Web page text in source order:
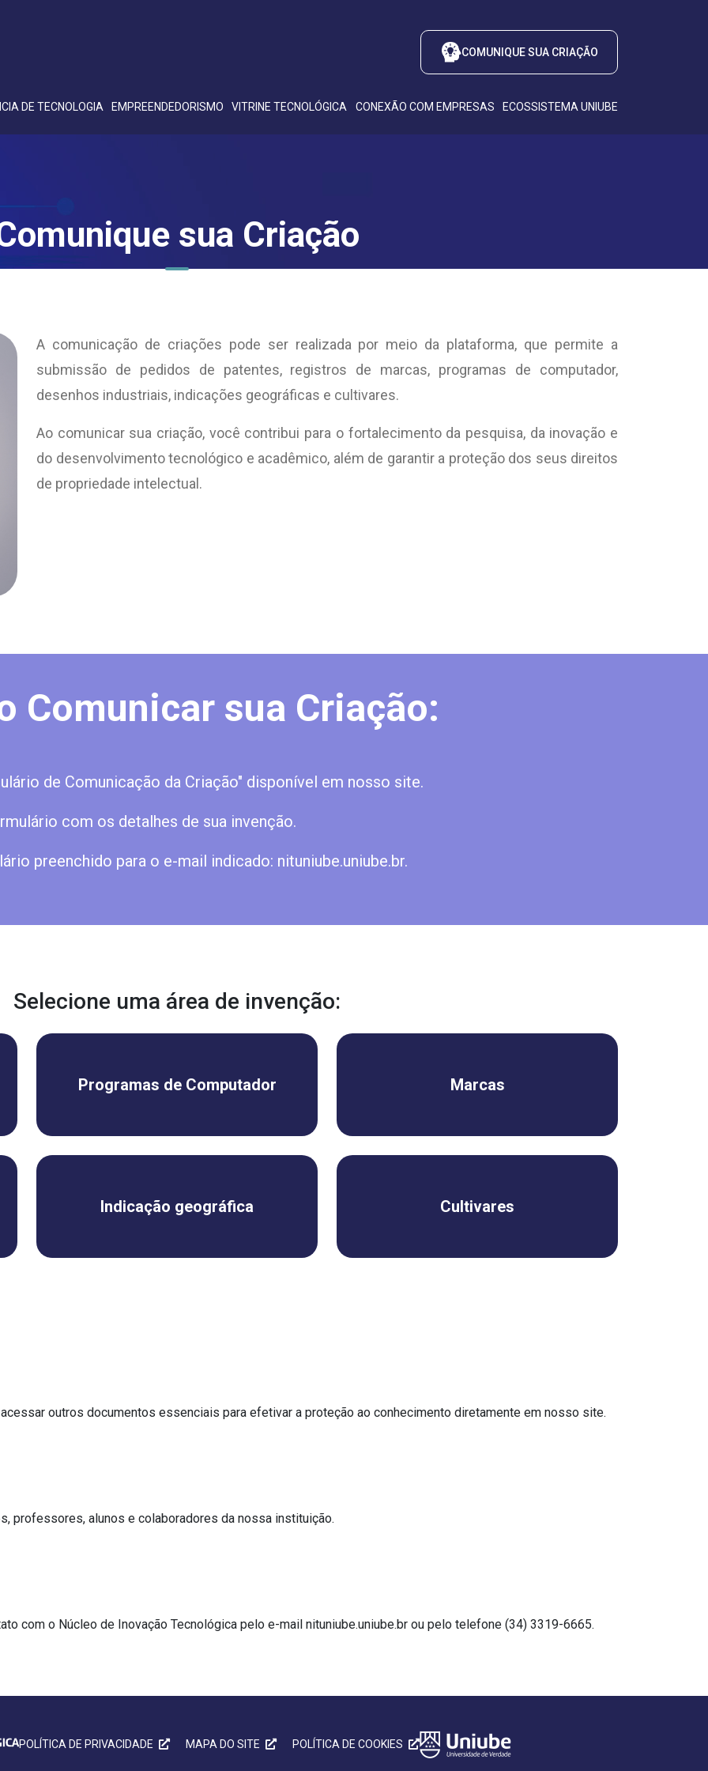
COMUNIQUE SUA CRIAÇÃO
DE TECNOLOGIA EMPREENDEDORISMO VITRINE TECNOLÓGICA CONEXÃO COM EMPRESAS ECOSSISTEMA UNIUBE
sua Criação
A comunicação de criações pode ser realizada por meio da plataforma, que permite a
submissão de pedidos de patentes, registros de marcas, programas de computador,
desenhos industriais, indicações geográficas e cultivares.
Ao comunicar sua criação, você contribui para o fortalecimento da pesquisa, da inovação e
do desenvolvimento tecnológico e acadêmico, além de garantir a proteção dos seus direitos
de propriedade intelectual.
Comunicar sua Criação:
de Comunicação da Criação" disponível em nosso site.
com os detalhes de sua invenção.
preenchido para o e-mail indicado: nituniube.uniube.br.
Selecione uma área de invenção:
Programas de Computador Marcas
Indicação geográfica Cultivares
outros documentos essenciais para efetivar a proteção ao conhecimento diretamente em nosso site.
professores, alunos e colaboradores da nossa instituição.
com o Núcleo de Inovação Tecnológica pelo e-mail nituniube.uniube.br ou pelo telefone (34) 3319-6665.
POLÍTICA DE PRIVACIDADE MAPA DO SITE POLÍTICA DE COOKIES